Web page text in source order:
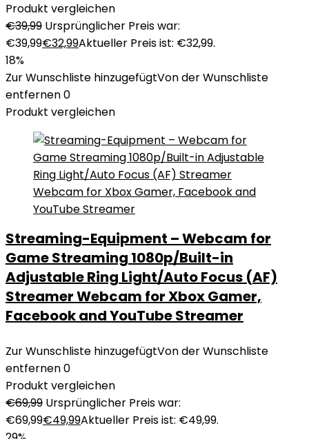
Produkt vergleichen
€39,99 Ursprünglicher Preis war:
€39,99€32,99Aktueller Preis ist: €32,99.
18%
Zur Wunschliste hinzugefügtVon der Wunschliste
entfernen0
Produkt vergleichen
Streaming-Equipment – Webcam for
Game Streaming 1080p/Built-in
Adjustable Ring Light/Auto Focus (AF)
Streamer Webcam for Xbox Gamer,
Facebook and YouTube Streamer
Zur Wunschliste hinzugefügtVon der Wunschliste
entfernen0
Produkt vergleichen
€69,99 Ursprünglicher Preis war:
€69,99€49,99Aktueller Preis ist: €49,99.